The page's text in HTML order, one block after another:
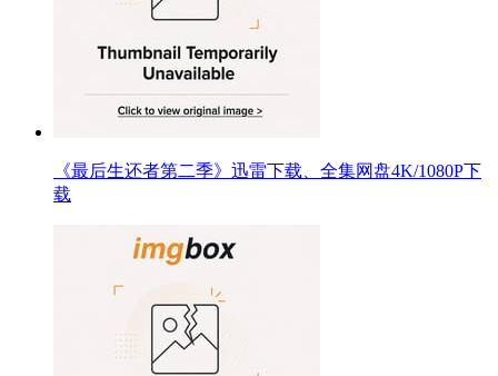
《最后生还者第二季》迅雷下载、全集网盘4K/1080P下
载